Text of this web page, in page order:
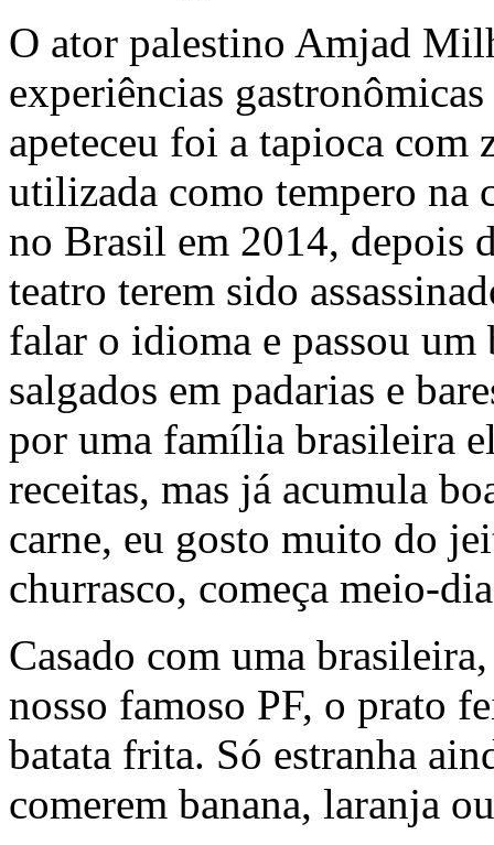
O ator palestino Amjad
experiências
apeteceu foi a tapioca com
utilizada como tempero na
no Brasil em 2014, depois
teatro terem sido
falar o idioma e passou
salgados em padarias e
por uma família brasileira
receitas, mas já acumula
carne, eu gosto muito do
churrasco, começa meio-
Casado com uma
nosso famoso PF, o prato
batata frita. Só estranha
comerem banana, laranja